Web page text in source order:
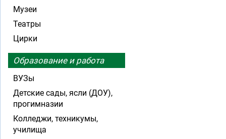
Музеи
Театры
Цирки
Образование и работа
ВУЗы
Детские сады, ясли (ДОУ),
прогимназии
Колледжи, техникумы,
училища